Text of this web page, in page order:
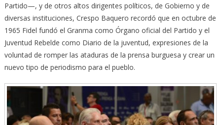
Partido—, y de otros altos dirigentes políticos, de Gobierno y de
diversas instituciones, Crespo Baquero recordó que en octubre de
1965 Fidel fundó el Granma como Órgano oficial del Partido y el
Juventud Rebelde como Diario de la juventud, expresiones de la
voluntad de romper las ataduras de la prensa burguesa y crear un
nuevo tipo de periodismo para el pueblo.